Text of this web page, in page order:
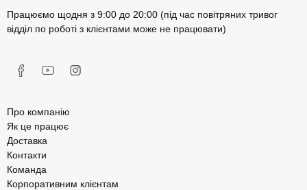
Працюємо щодня з 9:00 до 20:00 (під час повітряних тривог
відділ по роботі з клієнтами може не працювати)
Про компанію
Як це працює
Доставка
Контакти
Команда
Корпоративним клієнтам